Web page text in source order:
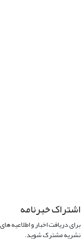
اشتراک خبرنامه
برای دریافت اخبار و اطلاعیه
نشریه مشترک شوید.